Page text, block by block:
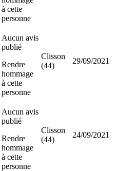
à cette
personne
Aucun avis
publié
Rendre
hommage
à cette
personne
Clisson
(44)
29/09/2021
Aucun avis
publié
Rendre
hommage
à cette
personne
Clisson
(44)
24/09/2021